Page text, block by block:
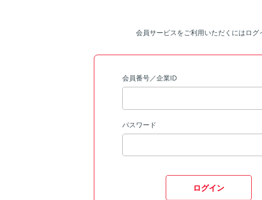
会員サービスをご利用いただくにはログ
会員番号／企業ID
パスワード
ログイン